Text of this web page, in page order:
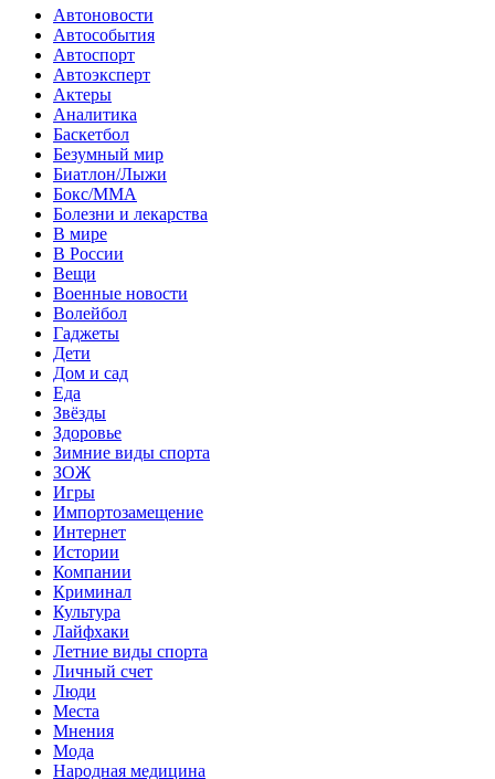
Автоновости
Автособытия
Автоспорт
Автоэксперт
Актеры
Аналитика
Баскетбол
Безумный мир
Биатлон/Лыжи
Бокс/MMA
Болезни и лекарства
В мире
В России
Вещи
Военные новости
Волейбол
Гаджеты
Дети
Дом и сад
Еда
Звёзды
Здоровье
Зимние виды спорта
ЗОЖ
Игры
Импортозамещение
Интернет
Истории
Компании
Криминал
Культура
Лайфхаки
Летние виды спорта
Личный счет
Люди
Места
Мнения
Мода
Народная медицина